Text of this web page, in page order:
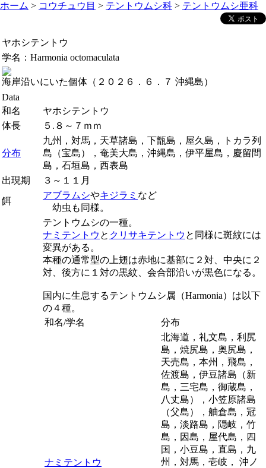
ホーム > コウチュウ目 > テントウムシ科 > テントウムシ亜科
ヤホシテントウ
学名： Harmonia octomaculata
海岸沿いにいた個体（２０２６．６．７ 沖縄島）
Data
和名
ヤホシテントウ
体長
５.８～７ｍｍ
分布
九州，対馬，天草諸島，下甑島，屋久島，トカラ列
島（宝島），奄美大島，沖縄島，伊平屋島，慶留間
島，石垣島，西表島
出現期
３～１１月
餌
アブラムシやキジラミ など
幼虫も同様。
テントウムシの一種。
ナミテントウ と クリサキテントウ と同様に斑紋には
変異がある。
本種の通常型の上翅は赤地に基部に２対、中央に２
対、後方に１対の黒紋、会合部沿いが黒色になる。
国内に生息するテントウムシ属（Harmonia）は以下
の４種。
和名/学名
分布
ナミテントウ
北海道，礼文島，利尻
島，焼尻島，奥尻島，
天売島，本州，飛島，
佐渡島，伊豆諸島（新
島，三宅島，御蔵島，
八丈島），小笠原諸島
（父島），舳倉島，冠
島，淡路島，隠岐，竹
島，因島，屋代島，四
国，小豆島，直島，九
州，対馬，壱岐， 沖ノ